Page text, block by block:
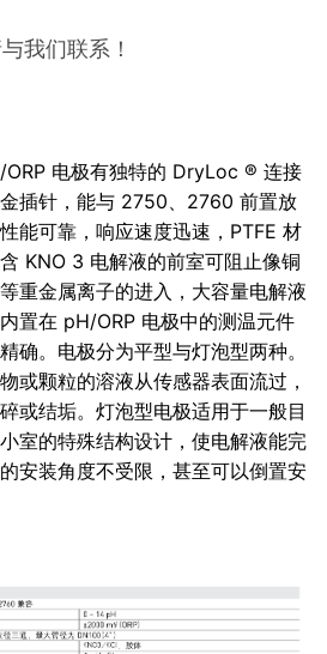
我们联系！
电极有独特的 DryLoc ® 连接
插针，能与 2750、2760 前置放
能可靠，响应速度迅速，PTFE 材
KNO 3 电解液的前室可阻止像铜
重金属离子的进入，大容量电解液
置在 pH/ORP 电极中的测温元件
确。电极分为平型与灯泡型两种。
或颗粒的溶液从传感器表面流过，
或结垢。灯泡型电极适用于一般目
室的特殊结构设计，使电解液能完
安装角度不受限，甚至可以倒置安